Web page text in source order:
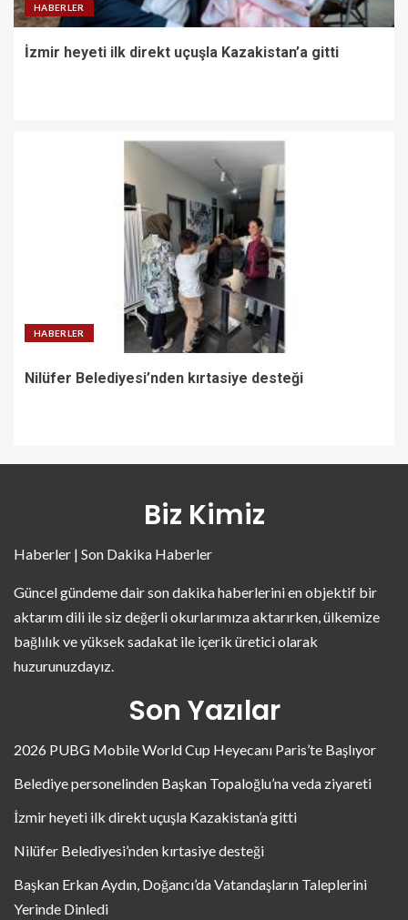
HABERLER
İzmir heyeti ilk direkt uçuşla Kazakistan’a gitti
HABERLER
Nilüfer Belediyesi’nden kırtasiye desteği
Biz Kimiz
Haberler | Son Dakika Haberler
Güncel gündeme dair son dakika haberlerini en objektif bir
aktarım dili ile siz değerli okurlarımıza aktarırken, ülkemize
bağlılık ve yüksek sadakat ile içerik üretici olarak
huzurunuzdayız.
Son Yazılar
2026 PUBG Mobile World Cup Heyecanı Paris’te Başlıyor
Belediye personelinden Başkan Topaloğlu’na veda ziyareti
İzmir heyeti ilk direkt uçuşla Kazakistan’a gitti
Nilüfer Belediyesi’nden kırtasiye desteği
Başkan Erkan Aydın, Doğancı’da Vatandaşların Taleplerini
Yerinde Dinledi